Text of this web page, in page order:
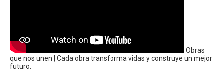
Obras
que nos unen | Cada obra transforma vidas y construye un mejor
futuro.